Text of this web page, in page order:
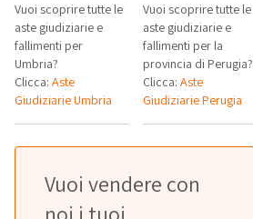
Vuoi scoprire tutte le
aste giudiziarie e
fallimenti per
Umbria?
Clicca: Aste
Giudiziarie Umbria
Vuoi scoprire tutte le
aste giudiziarie e
fallimenti per la
provincia di Perugia?
Clicca:Aste
Giudiziarie Perugia
Vuoi vendere con